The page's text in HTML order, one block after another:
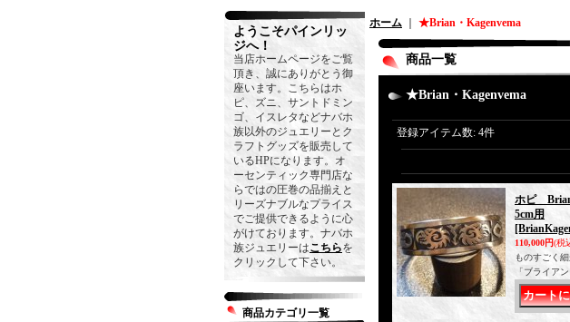
ようこそパインリッ
ジへ！
当店ホームページをご覧
頂き、誠にありがとう御
座います。こちらはホ
ピ、ズニ、サントドミン
ゴ、イスレタなどナバホ
族以外のジュエリーとク
ラフトグッズを販売して
いるHPになります。オ
ーセンティック専門店な
らではの圧巻の品揃えと
リーズナブルなプライス
でご提供できるように心
がけております。ナバホ
族ジュエリーはこちらを
クリックして下さい。
商品カテゴリ一覧
ホーム ★Brian・Kagenvema
商品一覧
★Brian・Kagenvema
登録アイテム数: 4件
ホピ
5cm用
110,000円(税
ものすごく
「ブライア